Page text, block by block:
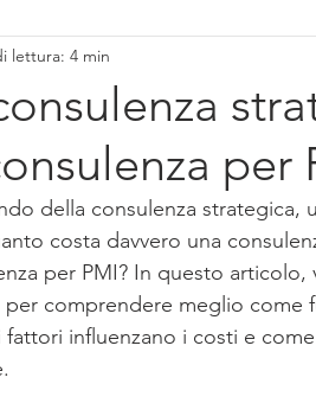
per
lettura: 4 min
della consulenza strategica,
costa davvero una
per PMI? In questo
comprendere meglio come
influenzano i costi e